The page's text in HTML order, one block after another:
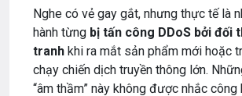
Nghe có vẻ gay gắt, nhưng thực tế là
hành từng bị tấn công DDoS bởi đối
tranh khi ra mắt sản phẩm mới hoặc
chạy chiến dịch truyền thông lớn.
“âm thầm” này không được nhắc công